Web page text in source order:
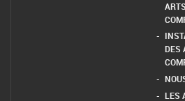
DES
LES